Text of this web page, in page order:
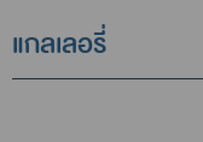
แกลเลอรี่